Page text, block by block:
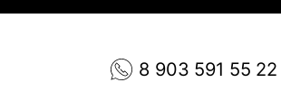
8 903 591 55 22